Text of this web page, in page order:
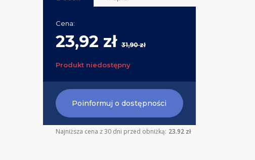
Cena:
23,92 zł31,90 zł
Produkt niedostępny
Poinformuj o dostępności
Najniższa cena z 30 dni przed obniżką: 23.92 zł